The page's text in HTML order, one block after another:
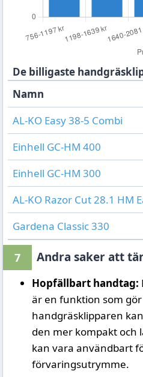
De billigaste
Namn
AL-KO Easy 38-5 Combi
Einhell GC-HM 400
Einhell GC-HM 300
AL-KO Razor Cut 28.1 HM
Gardena Classic 330
7 Andra saker att
Hopfällbart handtag:
är en funktion som
handgräsklipparen
den mer kompakt och
kan vara användbart
förvaringsutrymme.